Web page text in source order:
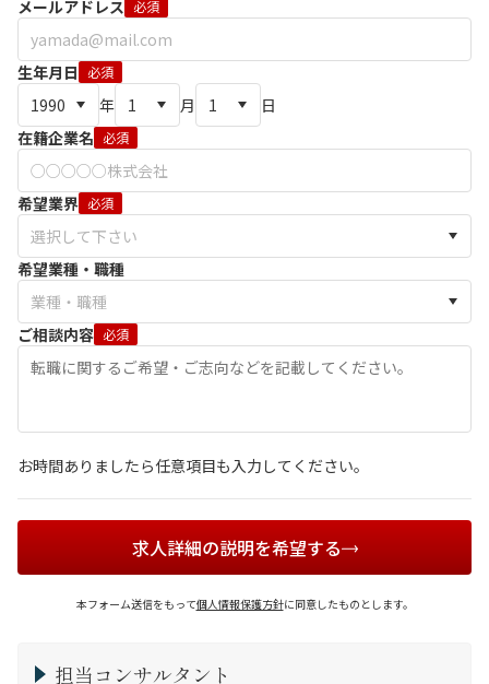
メールアドレス 必須
生年月日 必須
年 月
日
在籍企業名 必須
希望業界 必須
希望業種・職種
ご相談内容 必須
お時間ありましたら任意項目も入力してください。
求人詳細の説明を希望する
本フォーム送信をもって個人情報保護方針に同意したものとします。
担当コンサルタント